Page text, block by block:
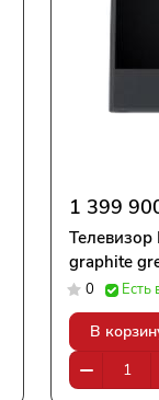
1 399
Телевизор
graphite
0 Есть
В